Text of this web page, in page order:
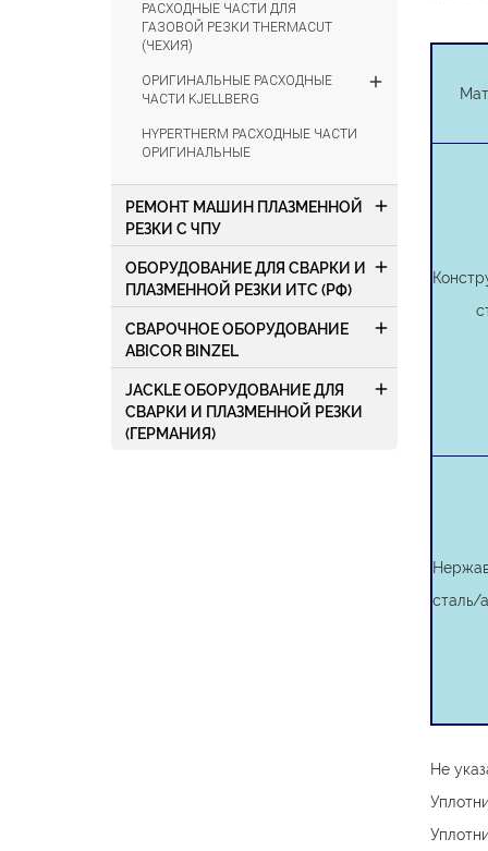
РАСХОДНЫЕ ЧАСТИ ДЛЯ
ГАЗОВОЙ РЕЗКИ THERMACUT
(ЧЕХИЯ)
ОРИГИНАЛЬНЫЕ РАСХОДНЫЕ
ЧАСТИ KJELLBERG
add
HYPERTHERM РАСХОДНЫЕ ЧАСТИ
ОРИГИНАЛЬНЫЕ
РЕМОНТ МАШИН ПЛАЗМЕННОЙ
РЕЗКИ С ЧПУ
add
ОБОРУДОВАНИЕ ДЛЯ СВАРКИ И
ПЛАЗМЕННОЙ РЕЗКИ ИТС (РФ)
add
СВАРОЧНОЕ ОБОРУДОВАНИЕ
ABICOR BINZEL
add
JACKLE ОБОРУДОВАНИЕ ДЛЯ
СВАРКИ И ПЛАЗМЕННОЙ РЕЗКИ
(ГЕРМАНИЯ)
add
сталь/
Не